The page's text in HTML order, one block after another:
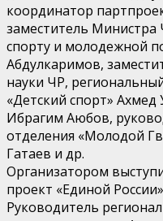
координатор
заместитель Министра
спорту и молодежной
Абдулкаримов,
науки ЧР,
«Детский спорт» Ахмед
Ибрагим Аюбов,
отделения «Молодой
Гатаев и др.
Организатором
проект «Единой
Руководитель